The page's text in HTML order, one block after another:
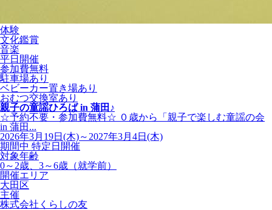
体験
文化鑑賞
音楽
平日開催
参加費無料
駐車場あり
ベビーカー置き場あり
おむつ交換室あり
親子の童謡ひろば in 蒲田♪
☆予約不要・参加費無料☆ ０歳から「親子で楽しむ童謡の会
in 蒲田...
2026年3月19日(木)～2027年3月4日(木)
期間中 特定日開催
対象年齢
0～2歳、3～6歳（就学前）
開催エリア
大田区
主催
株式会社くらしの友